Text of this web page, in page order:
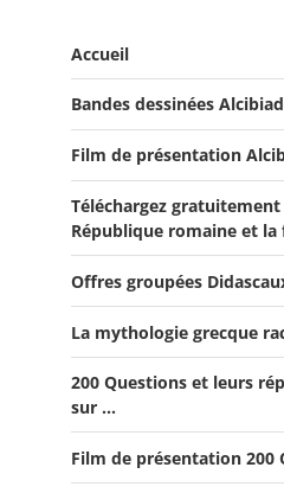
Accueil
Bandes dessinées
Film de présentation
Téléchargez
République romaine et
Offres groupées
Offre "Tout savoir sur la
Offre Spéciale Moyen Âge
Offre 5 volumes + cadeau
Offre Spéciale Latinistes
La mythologie grecque
200 Questions et leurs
sur ...
Film de présentation 200